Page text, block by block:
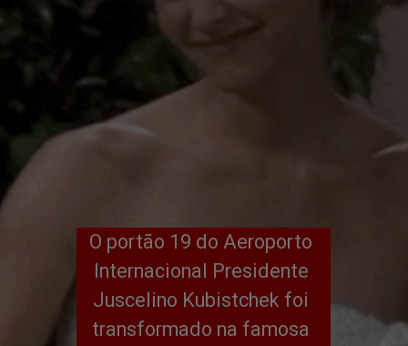
O portão 19 do Aeroporto
Internacional Presidente
Juscelino Kubistchek foi
transformado na famosa